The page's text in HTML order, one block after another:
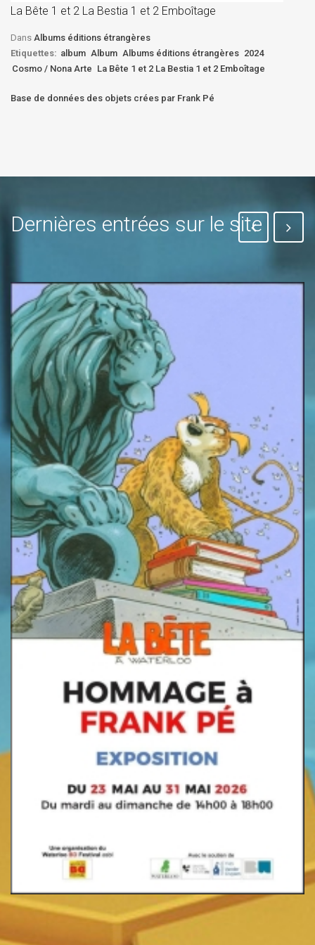
La Bête 1 et 2 La Bestia 1 et 2 Emboîtage
Dans Albums éditions étrangères
Etiquettes: album Album Albums éditions étrangères 2024
Cosmo / Nona Arte La Bête 1 et 2 La Bestia 1 et 2 Emboîtage
Base de données des objets crées par Frank Pé
Dernières entrées sur le site